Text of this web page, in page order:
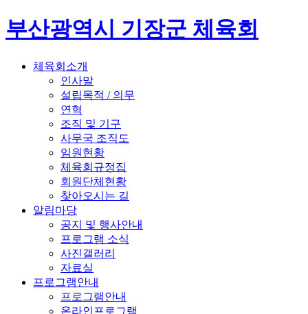
부산광역시 기장군 체육회
체육회소개
인사말
설립목적 / 의무
연혁
조직 및 기구
사무국 조직도
임원현황
체육회규정집
회원단체현황
찾아오시는 길
알림마당
공지 및 행사안내
프로그램 소식
사진갤러리
자료실
프로그램안내
프로그램안내
온라인프로그램